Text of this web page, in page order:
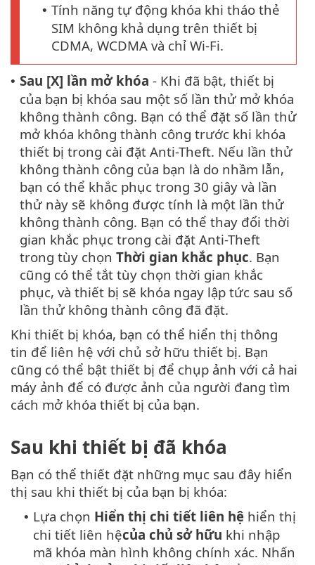
• Tính năng tự động khóa khi tháo thẻ
SIM không khả dụng trên thiết bị
CDMA, WCDMA và chỉ Wi-Fi.
• Sau [X] lần mở khóa - Khi đã bật, thiết bị
của bạn bị khóa sau một số lần thử mở khóa
không thành công. Bạn có thể đặt số lần thử
mở khóa không thành công trước khi khóa
thiết bị trong cài đặt Anti-Theft. Nếu lần thử
không thành công của bạn là do nhầm lẫn,
bạn có thể khắc phục trong 30 giây và lần
thử này sẽ không được tính là một lần thử
không thành công. Bạn có thể thay đổi thời
gian khắc phục trong cài đặt Anti-Theft
trong tùy chọn Thời gian khắc phục. Bạn
cũng có thể tắt tùy chọn thời gian khắc
phục, và thiết bị sẽ khóa ngay lập tức sau số
lần thử không thành công đã đặt.
Khi thiết bị khóa, bạn có thể hiển thị thông
tin để liên hệ với chủ sở hữu thiết bị. Bạn
cũng có thể bật thiết bị để chụp ảnh với cả hai
máy ảnh để có được ảnh của người đang tìm
cách mở khóa thiết bị của bạn.
Sau khi thiết bị đã khóa
Bạn có thể thiết đặt những mục sau đây hiển
thị sau khi thiết bị của bạn bị khóa:
• Lựa chọn Hiển thị chi tiết liên hệ hiển thị
chi tiết liên hệcủa chủ sở hữu khi nhập
mã khóa màn hình không chính xác. Nhấn